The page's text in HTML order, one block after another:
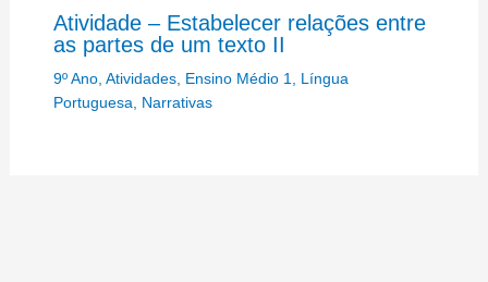
Atividade – Estabelecer relações entre
as partes de um texto II
9º Ano, Atividades, Ensino Médio 1
Língua
Portuguesa
Narrativas